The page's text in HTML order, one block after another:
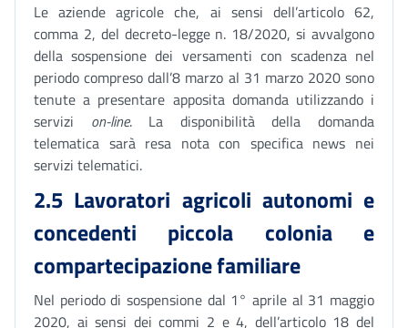
Le aziende agricole che, ai sensi dell’articolo 62,
comma 2, del decreto-legge n. 18/2020, si avvalgono
della sospensione dei versamenti con scadenza nel
periodo compreso dall’8 marzo al 31 marzo 2020 sono
tenute a presentare apposita domanda utilizzando i
servizi on-line. La disponibilità della domanda
telematica sarà resa nota con specifica news nei
servizi telematici.
2.5 Lavoratori agricoli autonomi e
concedenti piccola colonia e
compartecipazione familiare
Nel periodo di sospensione dal 1° aprile al 31 maggio
2020, ai sensi dei commi 2 e 4, dell’articolo 18 del